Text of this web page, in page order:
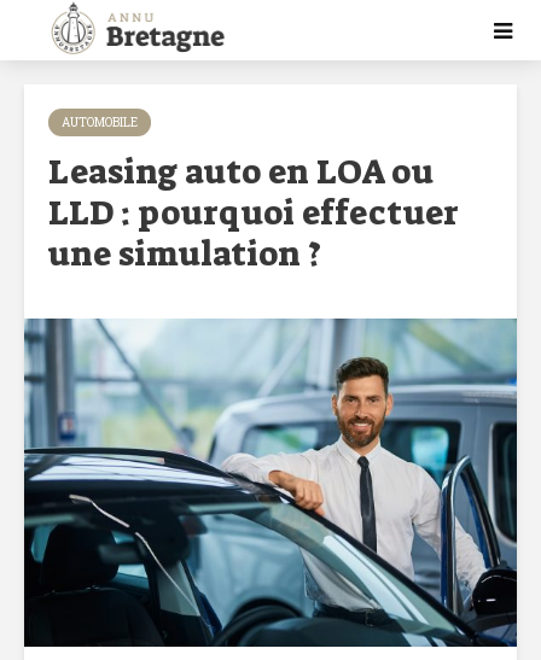
AUTOMOBILE
Leasing auto en LOA ou
LLD : pourquoi effectuer
une simulation ?